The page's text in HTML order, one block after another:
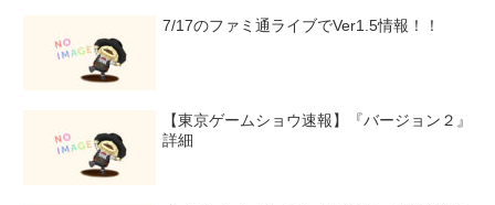
7/17のファミ通ライブでVer1.5情報！！
【東京ゲームショウ速報】『バージョン２』
詳細